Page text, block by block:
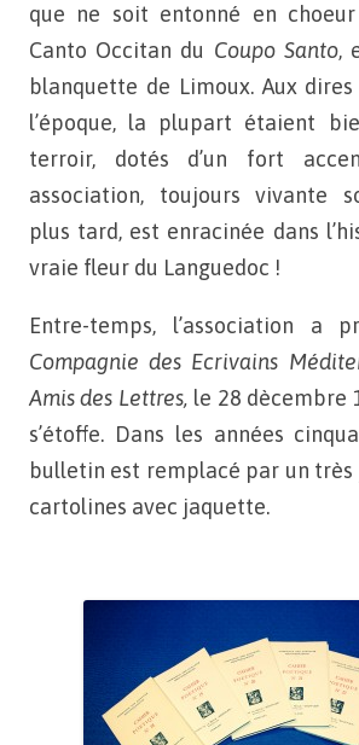
que ne soit entonné en
Canto Occitan du Coupo Santo,
blanquette de Limoux. Aux dires
l’époque, la plupart étaient
terroir, dotés d’un fort
association, toujours vivante
plus tard, est enracinée dans
vraie fleur du Languedoc !
Entre-temps, l’association a
Compagnie des Ecrivains
Amis des Lettres, le 28 dècembre
s’étoffe. Dans les années
bulletin est remplacé par un très
cartolines avec jaquette.